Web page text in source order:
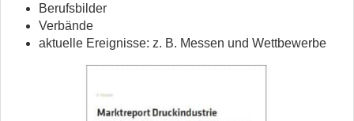
Berufsbilder
Verbände
aktuelle Ereignisse: z. B. Messen und Wettbewerbe